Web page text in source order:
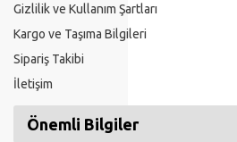
Gizlilik ve Kullanım Şartları
Kargo ve Taşıma Bilgileri
Sipariş Takibi
İletişim
Önemli Bilgiler